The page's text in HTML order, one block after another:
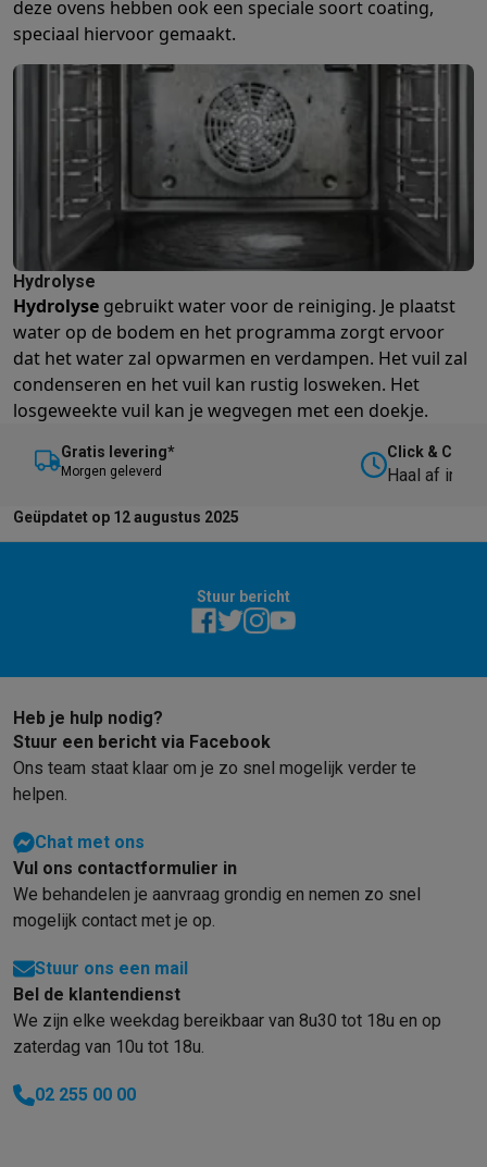
deze ovens hebben ook een speciale soort coating,
speciaal hiervoor gemaakt.
Hydrolyse
Hydrolyse gebruikt water voor de reiniging. Je plaatst
water op de bodem en het programma zorgt ervoor
dat het water zal opwarmen en verdampen. Het vuil zal
condenseren en het vuil kan rustig losweken. Het
losgeweekte vuil kan je wegvegen met een doekje.
Gratis levering*
M orgen geleverd
Click &
Haal af in
Geüpdatet op 12 augustus 2025
Stuur bericht
Heb je hulp nodig?
Stuur een bericht via Facebook
Ons team staat klaar om je zo snel mogelijk verder te
helpen.
Chat met ons
Vul ons contactformulier in
We behandelen je aanvraag grondig en nemen zo snel
mogelijk contact met je op.
Stuur ons een mail
Bel de klantendienst
We zijn elke weekdag bereikbaar van 8u30 tot 18u en op
zaterdag van 10u tot 18u.
02 255 00 00